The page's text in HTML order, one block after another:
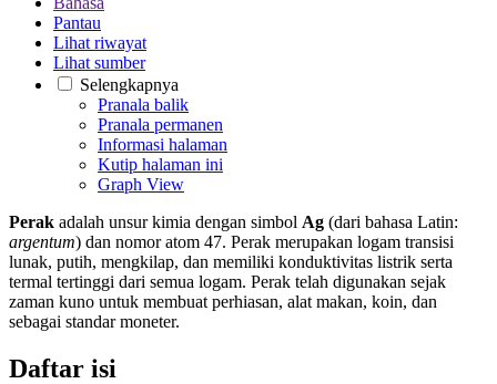
Pantau
Lihat riwayat
Lihat sumber
Selengkapnya
Pranala balik
Pranala permanen
Informasi halaman
Kutip halaman ini
Graph View
Perak adalah unsur kimia dengan simbol Ag (dari bahasa Latin:
argentum) dan nomor atom 47. Perak merupakan logam transisi
lunak, putih, mengkilap, dan memiliki konduktivitas listrik serta
termal tertinggi dari semua logam. Perak telah digunakan sejak
zaman kuno untuk membuat perhiasan, alat makan, koin, dan
sebagai standar moneter.
Daftar isi